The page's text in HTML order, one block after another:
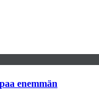
enemmän